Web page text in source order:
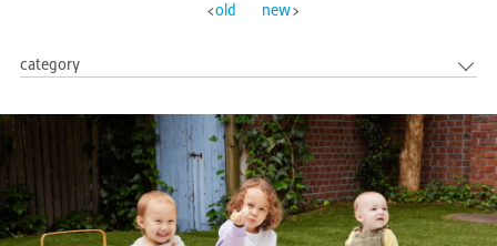
category
old new